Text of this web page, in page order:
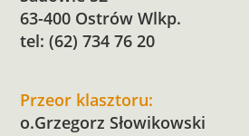
63-400 Ostrów Wlkp.
tel: (62) 734 76 20
Przeor klasztoru:
o.Grzegorz Słowikowski